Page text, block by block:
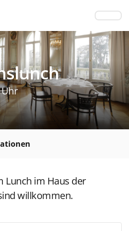
Uhr
Lunch im Haus der
willkommen.